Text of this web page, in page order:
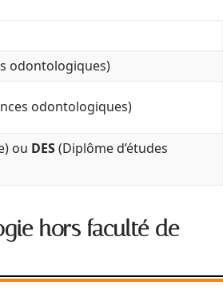
odontologiques)
odontologiques)
ou DES(Diplôme d’études
hors faculté de